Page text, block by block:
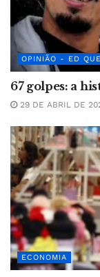
OPINIÃO - ED
67 golpes: a
29 DE ABRIL DE
ECONOMIA